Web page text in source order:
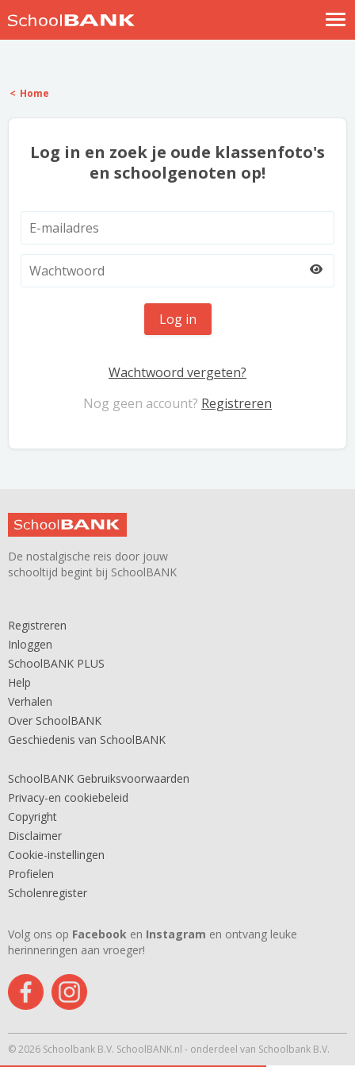
Help
Home
Log in en zoek je oude klassenfoto's
en schoolgenoten op!
Log in
Wachtwoord vergeten?
Nog geen account? Registreren
De nostalgische reis door jouw
schooltijd begint bij SchoolBANK
Registreren
Inloggen
SchoolBANK PLUS
Help
Verhalen
Over SchoolBANK
Geschiedenis van SchoolBANK
SchoolBANK Gebruiksvoorwaarden
Privacy-en cookiebeleid
Copyright
Disclaimer
Cookie-instellingen
Profielen
Scholenregister
Volg ons op Facebook en Instagram en ontvang leuke
herinneringen aan vroeger!
© 2026 Schoolbank B.V. SchoolBANK.nl - onderdeel van Schoolbank B.V.